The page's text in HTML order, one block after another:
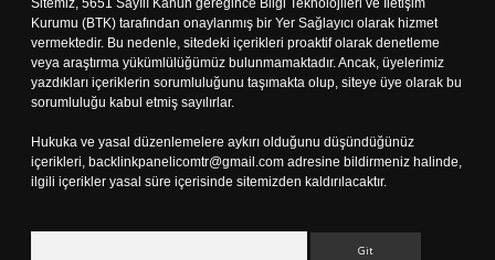
Sitemiz, 5651 Sayılı Kanun gereğince Bilgi Teknolojileri ve İletişim
Kurumu (BTK) tarafından onaylanmış bir Yer Sağlayıcı olarak hizmet
vermektedir. Bu nedenle, sitedeki içerikleri proaktif olarak denetleme
veya araştırma yükümlülüğümüz bulunmamaktadır. Ancak, üyelerimiz
yazdıkları içeriklerin sorumluluğunu taşımakta olup, siteye üye olarak bu
sorumluluğu kabul etmiş sayılırlar.
Hukuka ve yasal düzenlemelere aykırı olduğunu düşündüğünüz
içerikleri, backlinkpanelicomtr@gmail.com adresine bildirmeniz halinde,
ilgili içerikler yasal süre içerisinde sitemizden kaldırılacaktır.